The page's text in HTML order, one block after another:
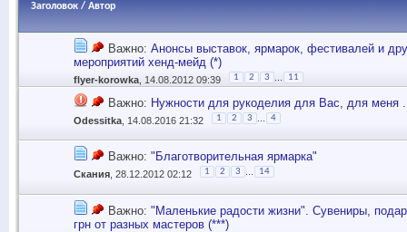
Заголовок / Автор
Важно: Анонсы выставок, ярмарок, фестивалей и
мероприятий хенд-мейд (*)
flyer-korowka , 14.08.2012 09:39 1 2 3 11
Важно: Нужности для рукоделия для Вас, для меня
Odessitka , 14.08.2016 21:32 1 2 3 4
Важно: "Благотворительная ярмарка"
Скания , 28.12.2012 02:12 1 2 3 14
Важно: "Маленькие радости жизни". Сувениры,
грн от разных мастеров (***)